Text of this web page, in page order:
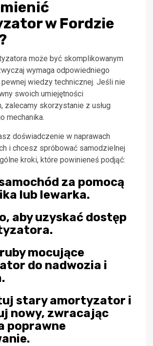
w Fordzie
może być skomplikowanym
wymaga odpowiedniego
wiedzy technicznej. Jeśli nie
swoich umiejętności
zalecamy skorzystanie z usług
mechanika.
doświadczenie w naprawach
i chcesz spróbować samodzielnej
kroki, które powinieneś podjąć:
za pomocą
lub lewarka.
aby uzyskać dostęp
mocujące
do nadwozia i
stary amortyzator i
nowy, zwracając
poprawne